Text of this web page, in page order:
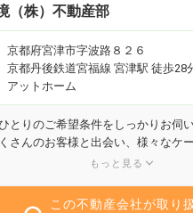
（株）不動産部
京都府宮津市字波路８２６
京都丹後鉄道宮福線 宮津駅 徒歩28
アットホーム
とりのご希望条件をしっかりお伺
さんのお客様と出会い、様々なケ
績を積み上げてきました。一期一
ますので、些細なことでもまずは
もっと見る
この不動産会社が取り